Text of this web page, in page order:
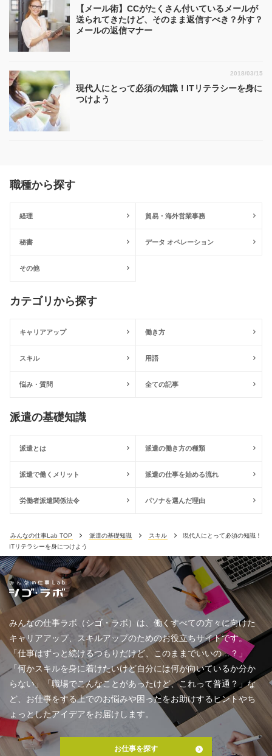
【メール術】CCがたくさん付いているメールが
送られてきたけど、そのまま返信すべき？外す？
メールの返信マナー
現代人にとって必須の知識！ITリテラシーを身に
つけよう
2018/03/15
職種から探す
経理 貿易・海外営業事務
秘書 データ オペレーション
その他
カテゴリから探す
キャリアアップ 働き方
スキル 用語
悩み・質問 全ての記事
派遣の基礎知識
派遣とは 派遣の働き方の種類
派遣で働くメリット 派遣の仕事を始める流れ
労働者派遣関係法令 パソナを選んだ理由
みんなの仕事Lab TOP 派遣の基礎知識 スキル
現代人にとって必須の知識！
ITリテラシーを身につけよう
みんなの仕事ラボ（シゴ・ラボ）は、働くすべての方々に向けた
キャリアアップ、スキルアップのためのお役立ちサイトです。
「仕事はずっと続けるつもりだけど、このままでいいの…？」
「何かスキルを身に着けたいけど自分には何が向いているか分か
らない」「職場でこんなことがあったけど、これって普通？」な
ど、お仕事をする上でのお悩みや困ったをお助けするヒントやち
ょっとしたアイデアをお届けします。
お仕事を探す